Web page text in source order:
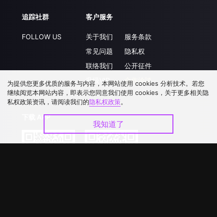
追踪社群
FOLLOW US
客户服务
关于我们
常见问题
联络我们
升级VIP
服务条款
隐私权
公开征件
合作洽談
下载 APP
为提供您更多优质的服务与内容，本网站使用 cookies 分析技术。若您
继续阅览本网站内容，即表示您同意我们使用 cookies，关于更多相关隐
私权政策资讯，请阅读我们的隐私权政策。
我知道了